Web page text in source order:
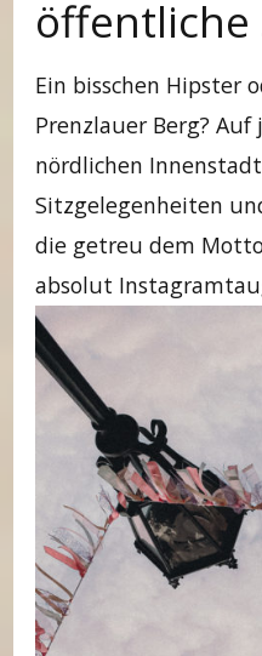
öffentliche
Ein bisschen Hipster
Prenzlauer Berg?
nördlichen
Sitzgelegenheiten
die getreu dem
absolut